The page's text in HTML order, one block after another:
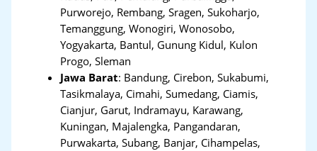
Purworejo, Rembang, Sragen, Sukoharjo,
Temanggung, Wonogiri, Wonosobo,
Yogyakarta, Bantul, Gunung Kidul, Kulon
Progo, Sleman
Jawa Barat: Bandung, Cirebon, Sukabumi,
Tasikmalaya, Cimahi, Sumedang, Ciamis,
Cianjur, Garut, Indramayu, Karawang,
Kuningan, Majalengka, Pangandaran,
Purwakarta, Subang, Banjar, Cihampelas,